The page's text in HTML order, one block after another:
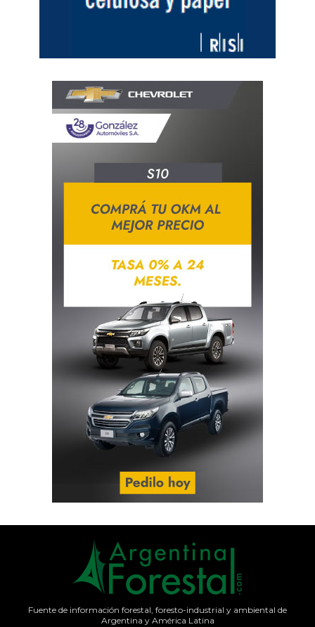
Fuente de información forestal, foresto-industrial y ambiental de
Argentina y América Latina